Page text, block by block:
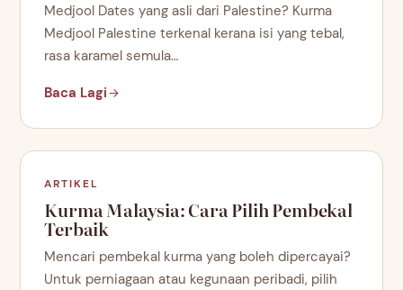
Medjool Dates yang asli dari Palestine? Kurma
Medjool Palestine terkenal kerana isi yang tebal,
rasa karamel semula…
Baca Lagi
ARTIKEL
Kurma Malaysia: Cara Pilih Pembekal
Terbaik
Mencari pembekal kurma yang boleh dipercayai?
Untuk perniagaan atau kegunaan peribadi, pilih